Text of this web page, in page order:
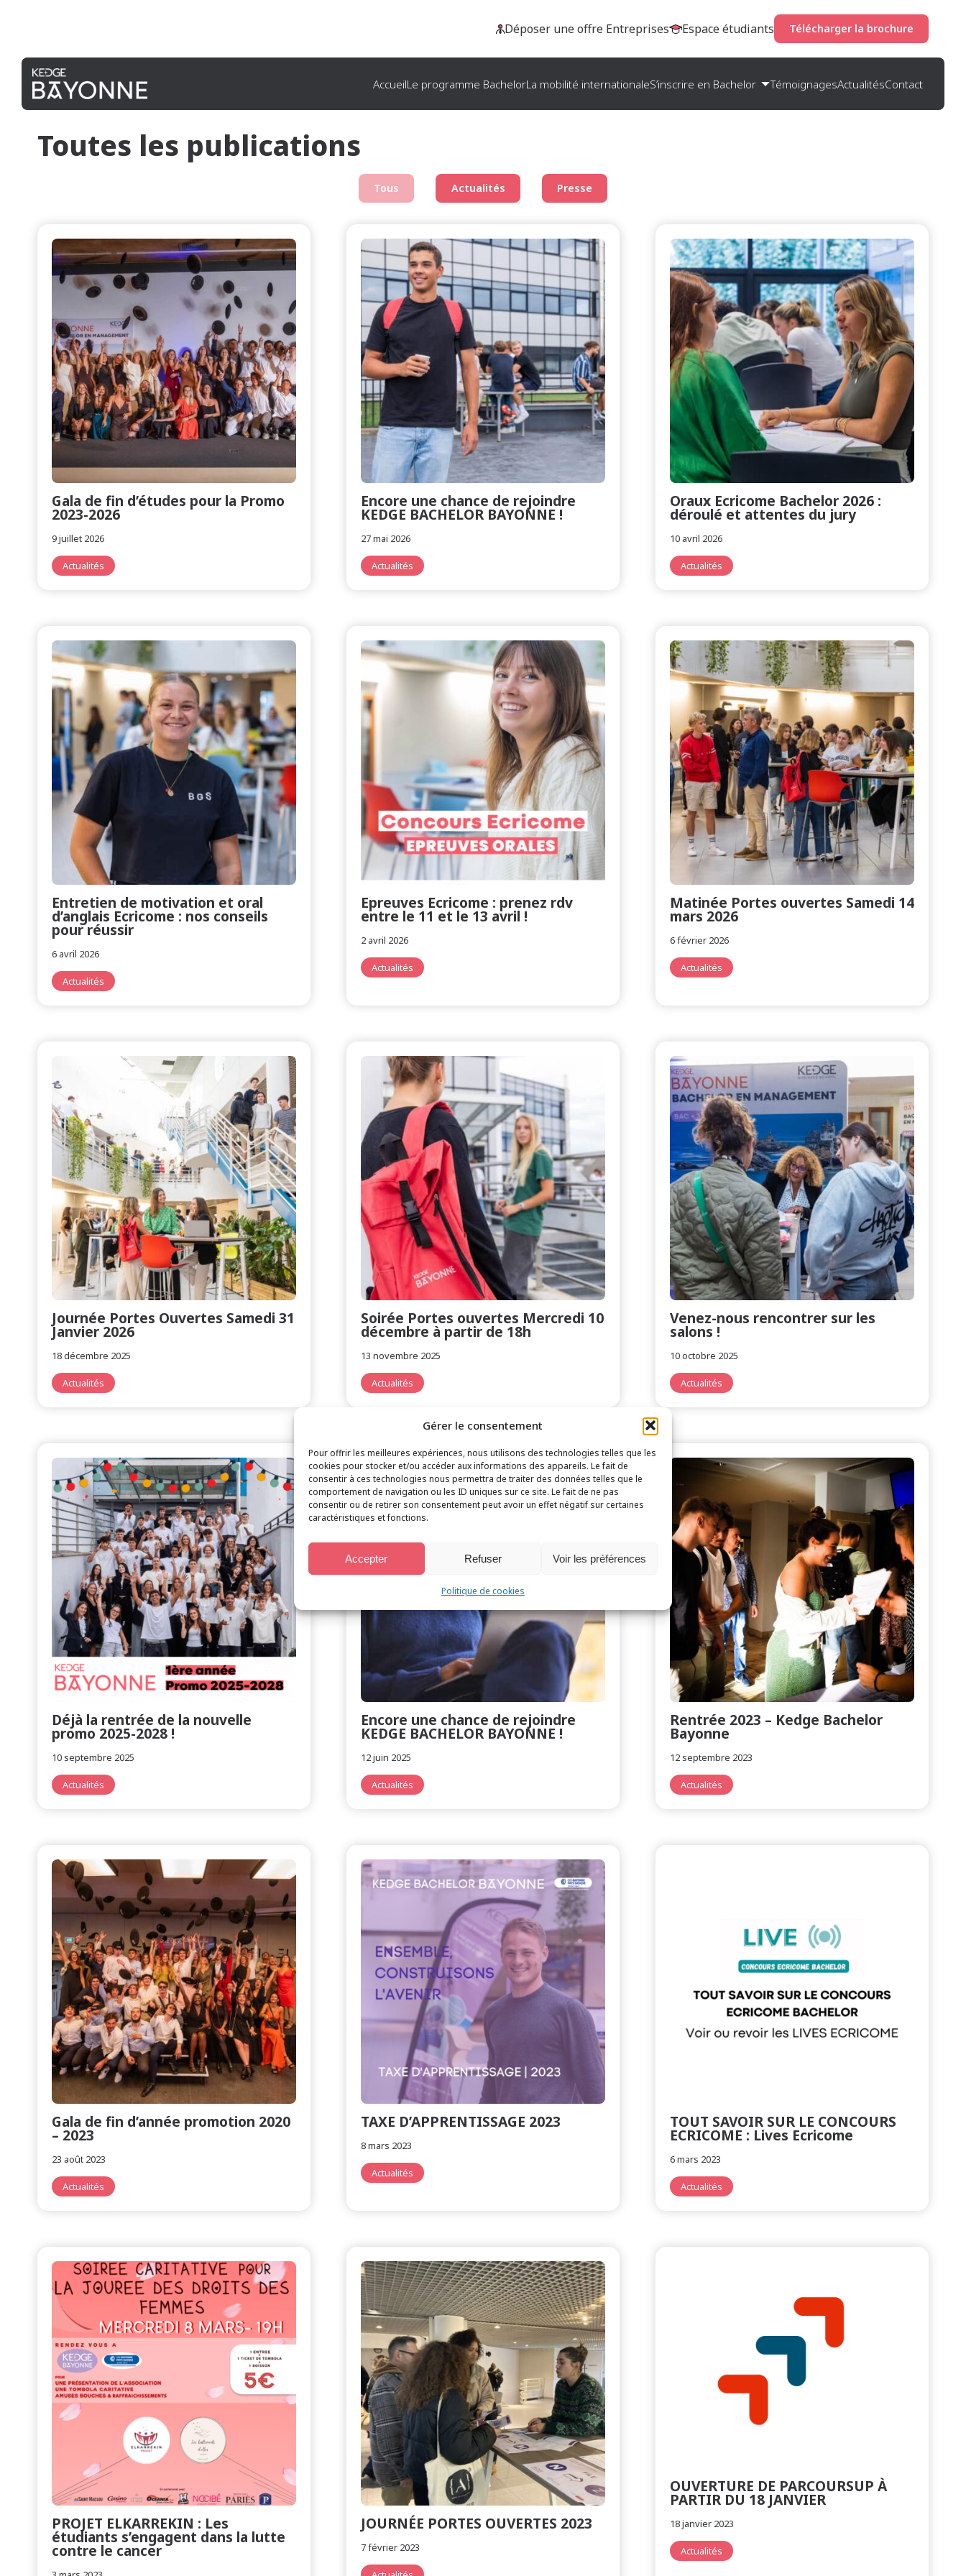
Gérer le consentement
Pour offrir les meilleures expériences, nous utilisons des technologies telles que les
cookies pour stocker et/ou accéder aux informations des appareils. Le fait de
consentir à ces technologies nous permettra de traiter des données telles que le
comportement de navigation ou les ID uniques sur ce site. Le fait de ne pas
consentir ou de retirer son consentement peut avoir un effet négatif sur certaines
caractéristiques et fonctions.
Accepter Refuser Voir les préférences
Politique de cookies
Déposer une offre Entreprises Espace étudiants Télécharger la brochure
AccueilLe programme BachelorLa mobilité internationaleS’inscrire en Bachelor TémoignagesActualitésContact
Toutes les publications
Tous Actualités Presse
Gala de fin d’études pour la Promo
2023-2026
9 juillet 2026
Actualités
Encore une chance de rejoindre
KEDGE BACHELOR BAYONNE !
27 mai 2026
Actualités
Oraux Ecricome Bachelor 2026 :
déroulé et attentes du jury
10 avril 2026
Actualités
Entretien de motivation et oral
d’anglais Ecricome : nos conseils
pour réussir
6 avril 2026
Actualités
Epreuves Ecricome : prenez rdv
entre le 11 et le 13 avril !
2 avril 2026
Actualités
Matinée Portes ouvertes Samedi 14
mars 2026
6 février 2026
Actualités
Journée Portes Ouvertes Samedi 31
Janvier 2026
18 décembre 2025
Actualités
Soirée Portes ouvertes Mercredi 10
décembre à partir de 18h
13 novembre 2025
Actualités
Venez-nous rencontrer sur les
salons !
10 octobre 2025
Actualités
Déjà la rentrée de la nouvelle
promo 2025-2028 !
10 septembre 2025
Actualités
Encore une chance de rejoindre
KEDGE BACHELOR BAYONNE !
12 juin 2025
Actualités
Rentrée 2023 – Kedge Bachelor
Bayonne
12 septembre 2023
Actualités
Gala de fin d’année promotion 2020
– 2023
23 août 2023
Actualités
TAXE D’APPRENTISSAGE 2023
8 mars 2023
Actualités
TOUT SAVOIR SUR LE CONCOURS
ECRICOME : Lives Ecricome
6 mars 2023
Actualités
PROJET ELKARREKIN : Les
étudiants s’engagent dans la lutte
contre le cancer
JOURNÉE PORTES OUVERTES 2023
7 février 2023
OUVERTURE DE PARCOURSUP À
PARTIR DU 18 JANVIER
18 janvier 2023
Actualités